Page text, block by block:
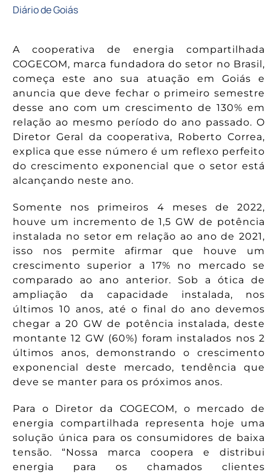
Diário de Goiás
A cooperativa de energia compartilhada
COGECOM, marca fundadora do setor no Brasil,
começa este ano sua atuação em Goiás e
anuncia que deve fechar o primeiro semestre
desse ano com um crescimento de 130% em
relação ao mesmo período do ano passado. O
Diretor Geral da cooperativa, Roberto Correa,
explica que esse número é um reflexo perfeito
do crescimento exponencial que o setor está
alcançando neste ano.
Somente nos primeiros 4 meses de 2022,
houve um incremento de 1,5 GW de potência
instalada no setor em relação ao ano de 2021,
isso nos permite afirmar que houve um
crescimento superior a 17% no mercado se
comparado ao ano anterior. Sob a ótica de
ampliação da capacidade instalada, nos
últimos 10 anos, até o final do ano devemos
chegar a 20 GW de potência instalada, deste
montante 12 GW (60%) foram instalados nos 2
últimos anos, demonstrando o crescimento
exponencial deste mercado, tendência que
deve se manter para os próximos anos.
Para o Diretor da COGECOM, o mercado de
energia compartilhada representa hoje uma
solução única para os consumidores de baixa
tensão. “Nossa marca coopera e distribui
energia para os chamados clientes